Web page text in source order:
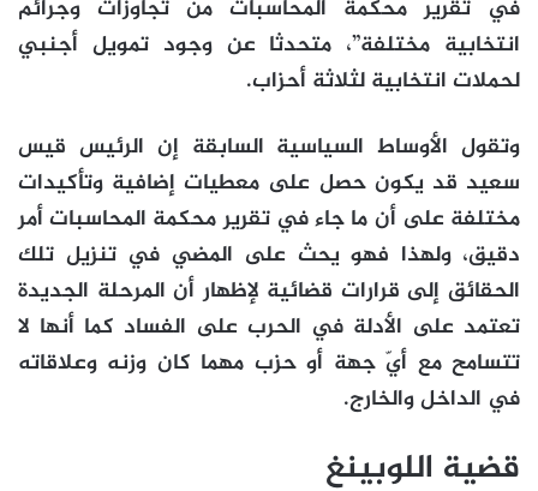
في تقرير محكمة المحاسبات من تجاوزات وجرائم
انتخابية مختلفة”، متحدثا عن وجود تمويل أجنبي
لحملات انتخابية لثلاثة أحزاب.
وتقول الأوساط السياسية السابقة إن الرئيس قيس
سعيد قد يكون حصل على معطيات إضافية وتأكيدات
مختلفة على أن ما جاء في تقرير محكمة المحاسبات أمر
دقيق، ولهذا فهو يحث على المضي في تنزيل تلك
الحقائق إلى قرارات قضائية لإظهار أن المرحلة الجديدة
تعتمد على الأدلة في الحرب على الفساد كما أنها لا
تتسامح مع أيّ جهة أو حزب مهما كان وزنه وعلاقاته
في الداخل والخارج.
قضية اللوبينغ